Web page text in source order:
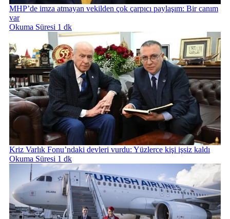
MHP’de imza atmayan vekilden çok çarpıcı paylaşım: Bir canım
var
Okuma Süresi 1 dk
Kriz Varlık Fonu’ndaki devleri vurdu: Yüzlerce kişi işsiz kaldı
Okuma Süresi 1 dk